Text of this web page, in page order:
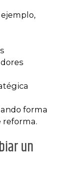
forma
reforma.
un